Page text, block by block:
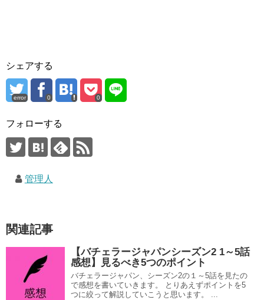
シェアする
error 0 0
フォローする
管理人
関連記事
【バチェラージャパンシーズン2 1～5話
感想】見るべき5つのポイント
バチェラージャパン、シーズン2の１～5話を見たの
で感想を書いていきます。 とりあえずポイントを5
つに絞って解説していこうと思います。 ...